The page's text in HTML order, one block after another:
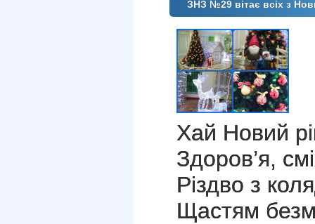
ЗНЗ №29 вітає всіх з
Хай Новий
Здоров’я,
Різдво з
Щастям